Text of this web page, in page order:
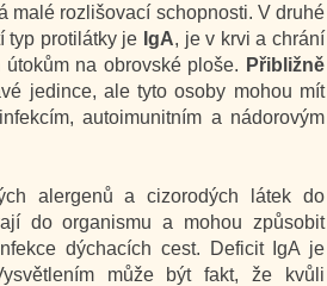
malé rozlišovací schopnosti. V druhé
typ protilátky je IgA, je v krvi a chrání
na obrovské ploše. Přibližně
jedince, ale tyto osoby mohou mít
autoimunitním a nádorovým
alergenů a cizorodých látek do
do organismu a mohou způsobit
dýchacích cest. Deficit IgA je
může být fakt, že kvůli